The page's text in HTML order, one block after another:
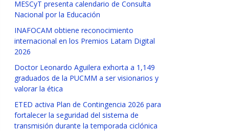
MESCyT presenta calendario de Consulta
Nacional por la Educación
INAFOCAM obtiene reconocimiento
internacional en los Premios Latam Digital
2026
Doctor Leonardo Aguilera exhorta a 1,149
graduados de la PUCMM a ser visionarios y
valorar la ética
ETED activa Plan de Contingencia 2026 para
fortalecer la seguridad del sistema de
transmisión durante la temporada ciclónica